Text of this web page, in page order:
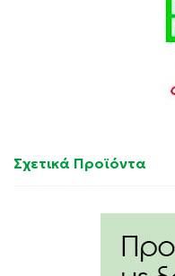
Σχετικά Προϊόντα